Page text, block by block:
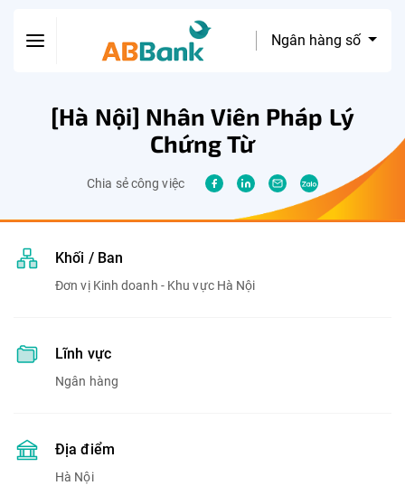
Ngân hàng số
[Hà Nội] Nhân Viên Pháp Lý
Chứng Từ
Chia sẻ công việc
Khối / Ban
Đơn vị Kinh doanh - Khu vực Hà Nội
Lĩnh vực
Ngân hàng
Địa điểm
Hà Nội